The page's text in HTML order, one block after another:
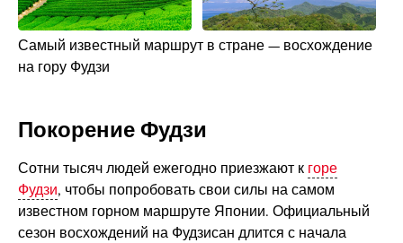
Самый известный маршрут в стране — восхождение
на гору Фудзи
Покорение Фудзи
Сотни тысяч людей ежегодно приезжают к горе
Фудзи, чтобы попробовать свои силы на самом
известном горном маршруте Японии. Официальный
сезон восхождений на Фудзисан длится с начала